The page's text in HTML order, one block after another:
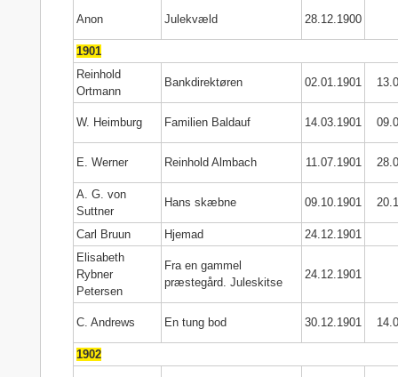
Anon Julekvæld 28.12.1900
1901
Reinhold
Ortmann
Bankdirektøren 02.01.1901
W. Heimburg Familien Baldauf 14.03.1901
E. Werner Reinhold Almbach 11.07.1901
A. G. von
Suttner
Hans skæbne 09.10.1901
Carl Bruun Hjemad
24.12.1901
Elisabeth
Rybner
Petersen
Fra en gammel
præstegård. Juleskitse
24.12.1901
C. Andrews En tung bod 30.12.1901
1902